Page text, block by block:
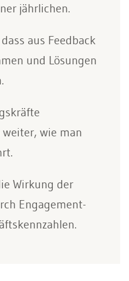
jährlichen.
aus Feedback
und Lösungen
wie man
Wirkung der
Engagement-